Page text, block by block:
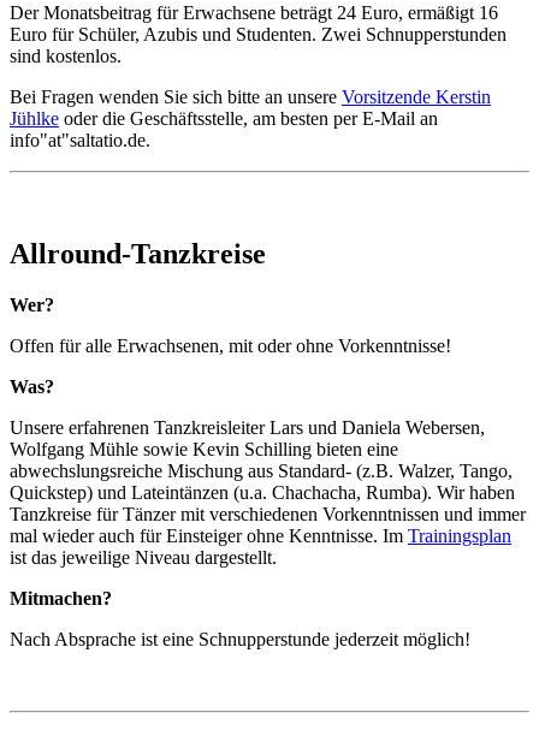
Der Monatsbeitrag für Erwachsene beträgt 24 Euro, ermäßigt 16
Euro für Schüler, Azubis und Studenten. Zwei Schnupperstunden
sind kostenlos.
Bei Fragen wenden Sie sich bitte an unsere Vorsitzende Kerstin
Jühlke oder die Geschäftsstelle, am besten per E-Mail an
info"at"saltatio.de.
Allround-Tanzkreise
Wer?
Offen für alle Erwachsenen, mit oder ohne Vorkenntnisse!
Was?
Unsere erfahrenen Tanzkreisleiter Lars und Daniela Webersen,
Wolfgang Mühle sowie Kevin Schilling bieten eine
abwechslungsreiche Mischung aus Standard- (z.B. Walzer, Tango,
Quickstep) und Lateintänzen (u.a. Chachacha, Rumba). Wir haben
Tanzkreise für Tänzer mit verschiedenen Vorkenntnissen und immer
mal wieder auch für Einsteiger ohne Kenntnisse. Im Trainingsplan
ist das jeweilige Niveau dargestellt.
Mitmachen?
Nach Absprache ist eine Schnupperstunde jederzeit möglich!